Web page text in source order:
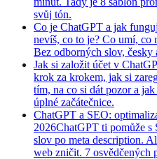
svůj tón.
Co je ChatGPT a jak
nevíš, co to je? Co umí, co
Bez odborných slov, česky
Jak si založit účet v
krok za krokem, jak si
tím, na co si dát pozor a
úplné začátečnice.
ChatGPT a SEO:
2026ChatGPT ti pomůže
slov po meta description.
web zničit. 7 osvědčených